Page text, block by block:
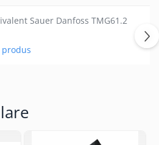
Sauer Danfoss TMG61.2